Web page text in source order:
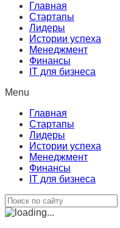
Главная
Стартапы
Лидеры
Истории успеха
Менеджмент
Финансы
IT для бизнеса
Menu
Главная
Стартапы
Лидеры
Истории успеха
Менеджмент
Финансы
IT для бизнеса